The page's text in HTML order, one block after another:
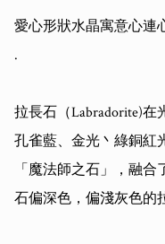
愛心形狀水晶寓意心連
.
拉長石（Labradorite)
孔雀藍、金光丶綠銅紅
「魔法師之石」，融
石偏深色，偏淺灰色的